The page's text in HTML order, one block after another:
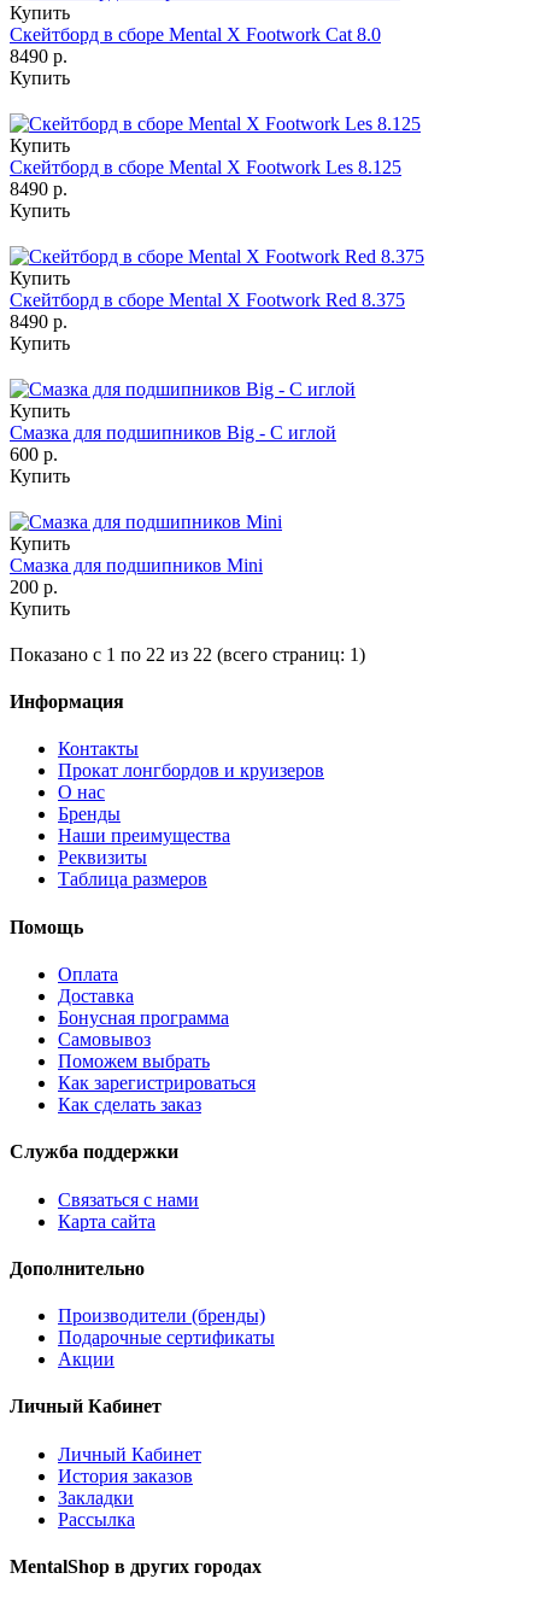
Купить
Скейтборд в сборе Mental X Footwork Cat 8.0
8490 р.
Купить
Купить
Скейтборд в сборе Mental X Footwork Les 8.125
8490 р.
Купить
Купить
Скейтборд в сборе Mental X Footwork Red 8.375
8490 р.
Купить
Купить
Смазка для подшипников Big - С иглой
600 р.
Купить
Купить
Смазка для подшипников Mini
200 р.
Купить
Показано с 1 по 22 из 22 (всего страниц: 1)
Информация
Контакты
Прокат лонгбордов и круизеров
О нас
Бренды
Наши преимущества
Реквизиты
Таблица размеров
Помощь
Оплата
Доставка
Бонусная программа
Самовывоз
Поможем выбрать
Как зарегистрироваться
Как сделать заказ
Служба поддержки
Связаться с нами
Карта сайта
Дополнительно
Производители (бренды)
Подарочные сертификаты
Акции
Личный Кабинет
Личный Кабинет
История заказов
Закладки
Рассылка
MentalShop в других городах